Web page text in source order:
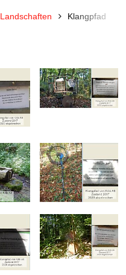
Landschaften Klangpfad